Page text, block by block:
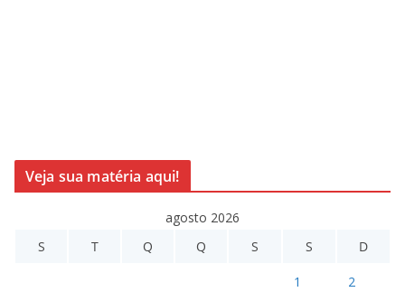
Veja sua matéria aqui!
agosto 2026
S
T Q Q S S D
1 2